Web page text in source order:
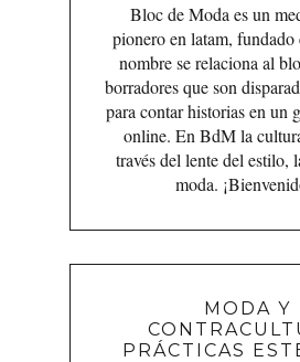
Bloc de Moda es un
pionero en latam, fundado
nombre se relaciona al
borradores que son
para contar historias en un
online. En BdM la
través del lente del estilo,
moda.
MODA Y
PRÁCTICAS